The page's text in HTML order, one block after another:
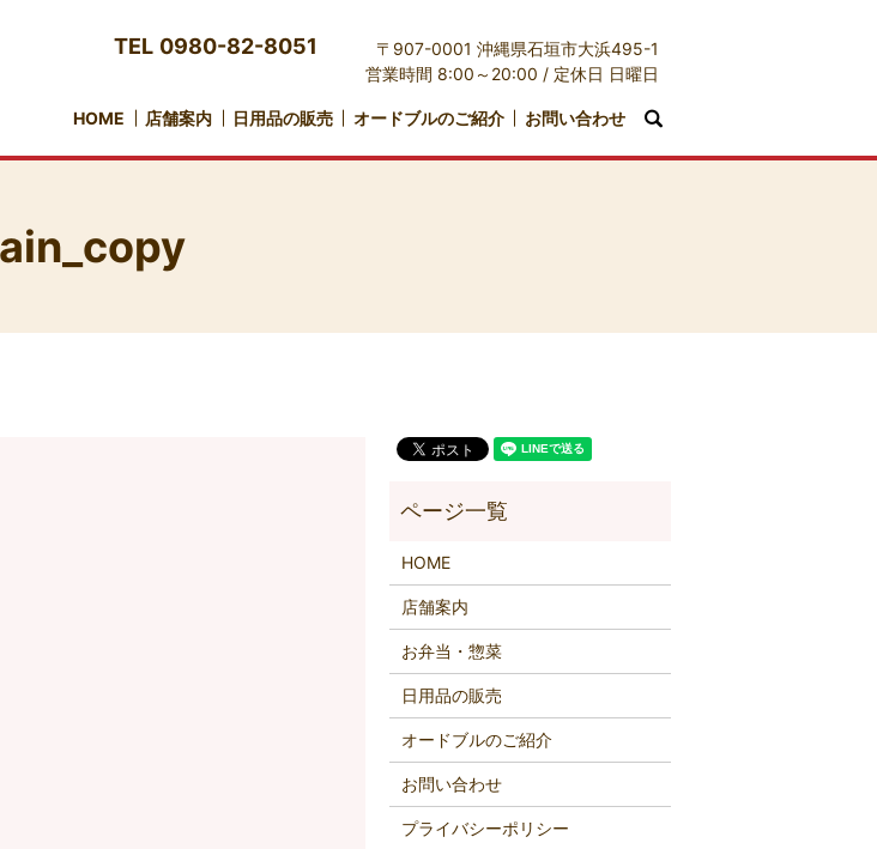
HOME 店舗案内 日用品の販売 オードブルのご紹介 お問い合わせ search
TEL 0980-82-8051
〒907-0001 沖縄県石垣市大浜495-1
営業時間 8:00～20:00 / 定休日 日曜日
HOME
店舗案内
お弁当・惣菜
日用品の販売
オードブルのご紹介
お問い合わせ
プライバシーポリシー